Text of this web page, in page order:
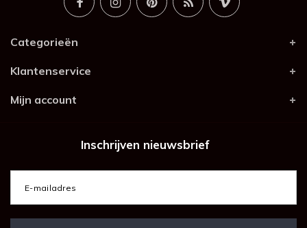
Categorieën
Klantenservice
Mijn account
Inschrijven nieuwsbrief